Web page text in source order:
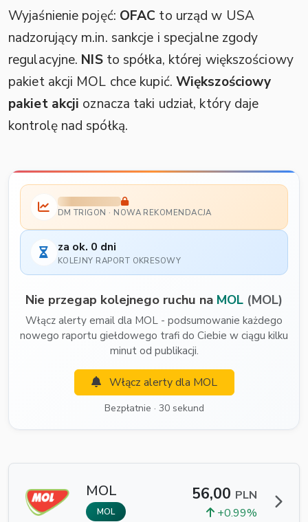
Wyjaśnienie pojęć: OFAC to urząd w USA
nadzorujący m.in. sankcje i specjalne zgody
regulacyjne. NISto spółka, której większościowy
pakiet akcji MOL chce kupić. Większościowy
pakiet akcji oznacza taki udział, który daje
kontrolę nad spółką.
DM TRIGON · NOWA REKOMENDACJA
za ok. 0 dni
KOLEJNY RAPORT OKRESOWY
Nie przegap kolejnego ruchu na MOL (MOL)
Włącz alerty email dla MOL - podsumowanie każdego
nowego raportu giełdowego trafi do Ciebie w ciągu kilku
minut od publikacji.
Włącz alerty dla MOL
Bezpłatnie · 30 sekund
MOL
MOL
56,00 PLN
+0.99%